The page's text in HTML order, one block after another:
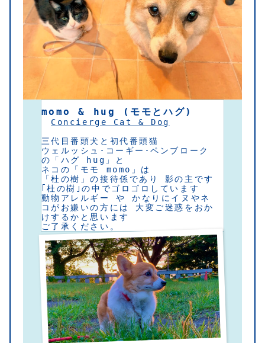
momo & hug (モモとハグ)
Concierge Cat & Dog
三代目番頭犬と初代番頭猫
ウェルッシュ･コーギー･ペンブローク
の「ハグ hug」と
ネコの「モモ momo」は
「杜の樹」の接待係であり 影の主です
｢杜の樹｣の中でゴロゴロしています
動物アレルギー や かなりにイヌやネ
コがお嫌いの方には 大変ご迷惑をおか
けするかと思います
ご了承ください。